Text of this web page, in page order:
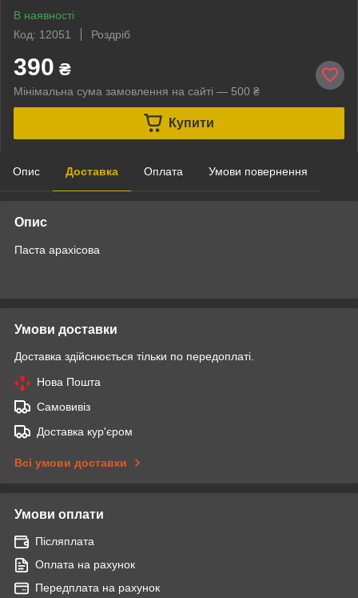
В наявності
Код: 12051
Роздріб
390 ₴
Мінімальна сума замовлення на сайті — 500 ₴
Купити
Опис Доставка Оплата Умови повернення
Опис
Паста арахісова
Умови доставки
Доставка здійснюється тільки по передоплаті.
Нова Пошта
Самовивіз
Доставка кур'єром
Всі умови доставки
Умови оплати
Післяплата
Оплата на рахунок
Передплата на рахунок